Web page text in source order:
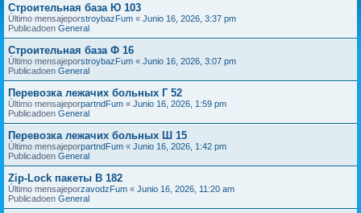
Строительная база Ю 103
Último mensajeporstroybazFum « Junio 16, 2026, 3:37 pm
Publicadoen General
Строительная база Ф 16
Último mensajeporstroybazFum « Junio 16, 2026, 3:07 pm
Publicadoen General
Перевозка лежачих больных Г 52
Último mensajeporpartndFum « Junio 16, 2026, 1:59 pm
Publicadoen General
Перевозка лежачих больных Ш 15
Último mensajeporpartndFum « Junio 16, 2026, 1:42 pm
Publicadoen General
Zip-Lock пакеты В 182
Último mensajeporzavodzFum « Junio 16, 2026, 11:20 am
Publicadoen General